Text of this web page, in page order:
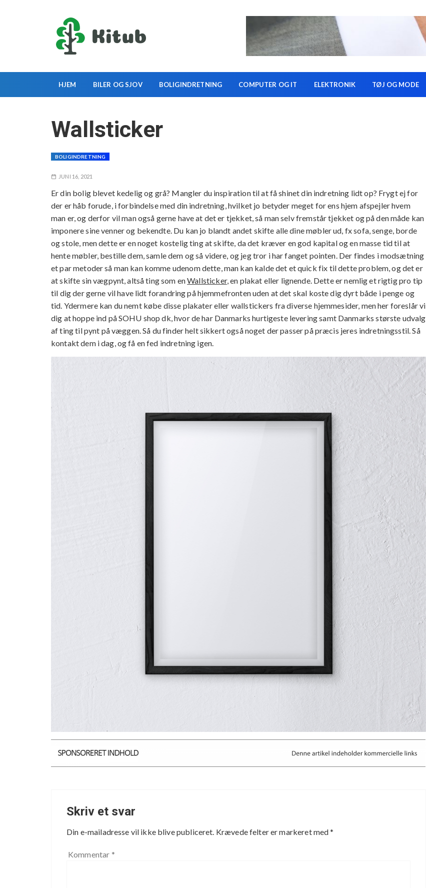
HJEM BILER OG SJOV BOLIGINDRETNING COMPUTER OG IT ELEKTRONIK TØJ OG MODE
Wallsticker
BOLIGINDRETNING
JUNI 16, 2021
Er din bolig blevet kedelig og grå? Mangler du inspiration til at få shinet din indretning lidt op? Frygt ej for
der er håb forude, i forbindelse med din indretning, hvilket jo betyder meget for ens hjem afspejler hvem
man er, og derfor vil man også gerne have at det er tjekket, så man selv fremstår tjekket og på den måde kan
imponere sine venner og bekendte. Du kan jo blandt andet skifte alle dine møbler ud, fx sofa, senge, borde
og stole, men dette er en noget kostelig ting at skifte, da det kræver en god kapital og en masse tid til at
hente møbler, bestille dem, samle dem og så videre, og jeg tror i har fanget pointen. Der findes i modsætning
et par metoder så man kan komme udenom dette, man kan kalde det et quick fix til dette problem, og det er
at skifte sin vægpynt, altså ting som enWallsticker, en plakat eller lignende. Dette er nemlig et rigtig pro tip
til dig der gerne vil have lidt forandring på hjemmefronten uden at det skal koste dig dyrt både i penge og
tid. Ydermere kan du nemt købe disse plakater eller wallstickers fra diverse hjemmesider, men her foreslår vi
dig at hoppe ind på SOHU shop dk, hvor de har Danmarks hurtigeste levering samt Danmarks største udvalg
af ting til pynt på væggen. Så du finder helt sikkert også noget der passer på præcis jeres indretningsstil. Så
kontakt dem i dag, og få en fed indretning igen.
Skriv et svar
Din e-mailadresse vil ikke blive publiceret. Krævede felter er markeret med*
Kommentar *